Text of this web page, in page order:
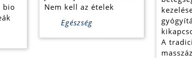
bio
Nem kell az ételek
Egészség
A